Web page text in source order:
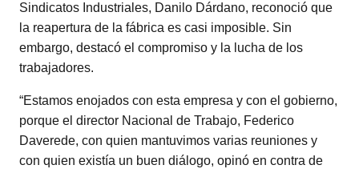
Sindicatos Industriales, Danilo Dárdano, reconoció que
la reapertura de la fábrica es casi imposible. Sin
embargo, destacó el compromiso y la lucha de los
trabajadores.
“Estamos enojados con esta empresa y con el gobierno,
porque el director Nacional de Trabajo, Federico
Daverede, con quien mantuvimos varias reuniones y
con quien existía un buen diálogo, opinó en contra de